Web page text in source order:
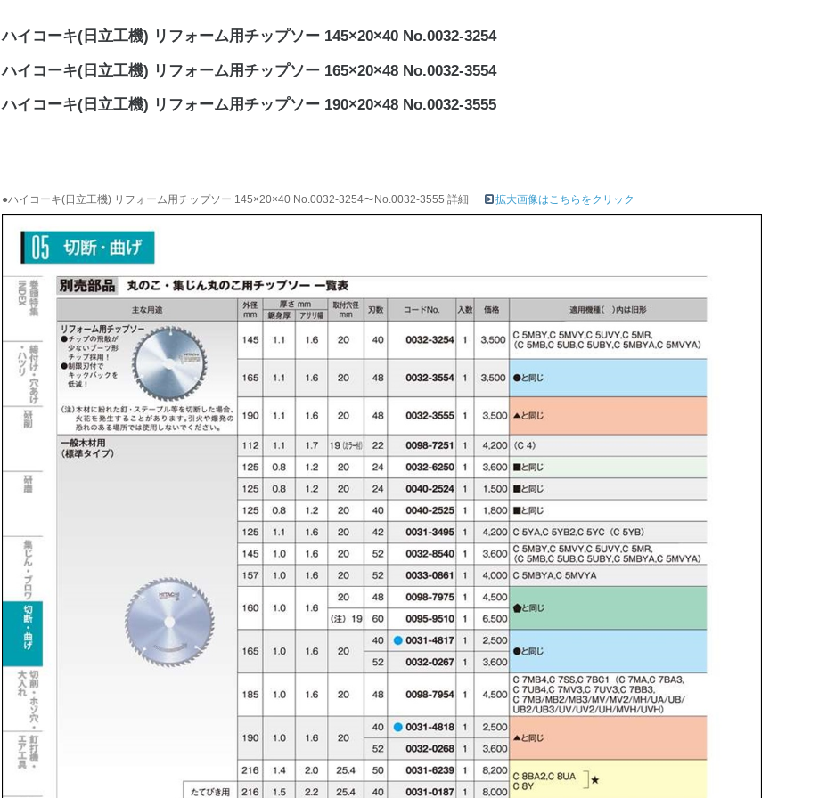
ハイコーキ(日立工機) リフォーム用チップソー 145×20×40 No.0032-3254
ハイコーキ(日立工機) リフォーム用チップソー 165×20×48 No.0032-3554
ハイコーキ(日立工機) リフォーム用チップソー 190×20×48 No.0032-3555
●ハイコーキ(日立工機) リフォーム用チップソー 145×20×40 No.0032-3254〜No.0032-3555 詳細 拡大画像はこちらをクリック